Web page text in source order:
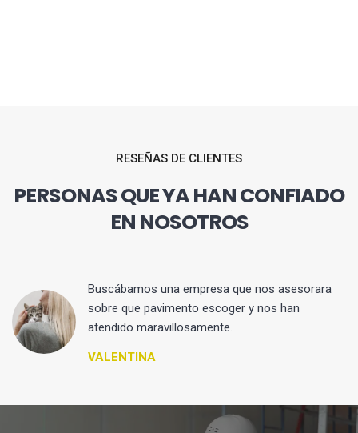
RESEÑAS DE CLIENTES
PERSONAS QUE YA HAN CONFIADO
EN NOSOTROS
Buscábamos una empresa que nos asesorara
sobre que pavimento escoger y nos han
atendido maravillosamente.
VALENTINA